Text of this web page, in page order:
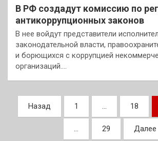
В РФ создадут комиссию по
антикоррупционных законов
В нее войдут представители
законодательной власти,
и борющихся с коррупцией
организаций.…
Пагинация
записей
Назад 1 … 18
… 29 Далее